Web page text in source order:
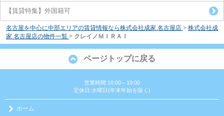
【賃貸特集】外国籍可
名古屋を中心に中部エリアの賃貸情報なら株式会社成家 名古屋店 > 株式会社成
家 名古屋店の物件一覧 > クレイノＭＩＲＡＩ
ページトップに戻る
営業時間:10:00～19:00
定休日:水曜日(年末年始を除く)
ホーム